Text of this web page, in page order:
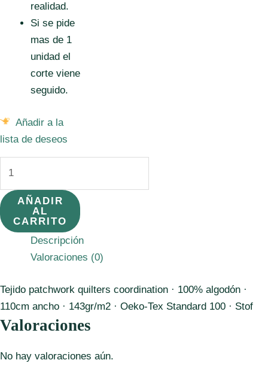
realidad.
Si se pide
mas de 1
unidad el
corte viene
seguido.
Añadir a la
lista de deseos
Fondo
Azul
cantidad
AÑADIR
AL
CARRITO
Descripción
Valoraciones (0)
Tejido patchwork quilters coordination · 100% algodón ·
110cm ancho · 143gr/m2 · Oeko-Tex Standard 100 · Stof
Valoraciones
No hay valoraciones aún.